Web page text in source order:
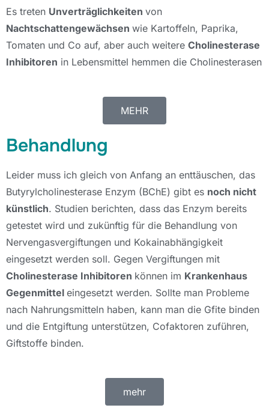
Es treten Unverträglichkeiten von
Nachtschattengewächsen wie Kartoffeln, Paprika,
Tomaten und Co auf, aber auch weitere Cholinesterase
Inhibitoren in Lebensmittel hemmen die Cholinesterasen
MEHR
Behandlung
Leider muss ich gleich von Anfang an enttäuschen, das
Butyrylcholinesterase Enzym (BChE) gibt es noch nicht
künstlich. Studien berichten, dass das Enzym bereits
getestet wird und zukünftig für die Behandlung von
Nervengasvergiftungen und Kokainabhängigkeit
eingesetzt werden soll. Gegen Vergiftungen mit
Cholinesterase Inhibitoren können im Krankenhaus
Gegenmittel eingesetzt werden. Sollte man Probleme
nach Nahrungsmitteln haben, kann man die Gfite binden
und die Entgiftung unterstützen, Cofaktoren zuführen,
Giftstoffe binden.
mehr